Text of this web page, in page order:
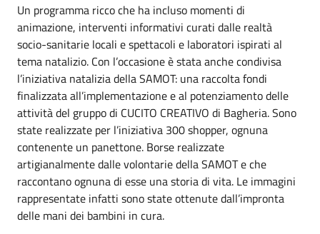
Un programma ricco che ha incluso momenti di
animazione, interventi informativi curati dalle realtà
socio-sanitarie locali e spettacoli e laboratori ispirati al
tema natalizio. Con l’occasione è stata anche condivisa
l’iniziativa natalizia della SAMOT: una raccolta fondi
finalizzata all’implementazione e al potenziamento delle
attività del gruppo di CUCITO CREATIVO di Bagheria. Sono
state realizzate per l’iniziativa 300 shopper, ognuna
contenente un panettone. Borse realizzate
artigianalmente dalle volontarie della SAMOT e che
raccontano ognuna di esse una storia di vita. Le immagini
rappresentate infatti sono state ottenute dall’impronta
delle mani dei bambini in cura.